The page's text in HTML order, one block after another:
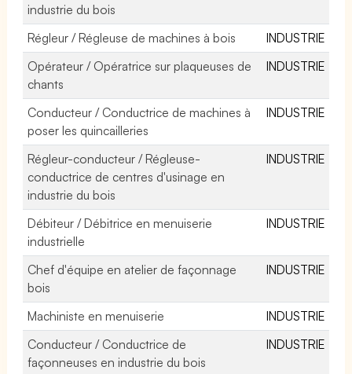
industrie du bois
Régleur / Régleuse de machines à bois
INDUSTRIE
Opérateur / Opératrice sur plaqueuses de
chants
INDUSTRIE
Conducteur / Conductrice de machines à
poser les quincailleries
INDUSTRIE
Régleur-conducteur / Régleuse-
conductrice de centres d'usinage en
industrie du bois
INDUSTRIE
Débiteur / Débitrice en menuiserie
industrielle
INDUSTRIE
Chef d'équipe en atelier de façonnage
bois
INDUSTRIE
Machiniste en menuiserie
INDUSTRIE
Conducteur / Conductrice de
façonneuses en industrie du bois
INDUSTRIE